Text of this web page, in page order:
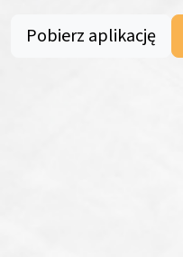
Pobierz aplikację